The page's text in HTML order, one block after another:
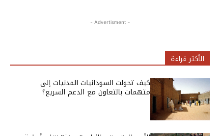
- Advertisment -
الأكثر قراءة
كيف تحولت السودانيات المدنيات إلى
متهمات بالتعاون مع الدعم السريع؟